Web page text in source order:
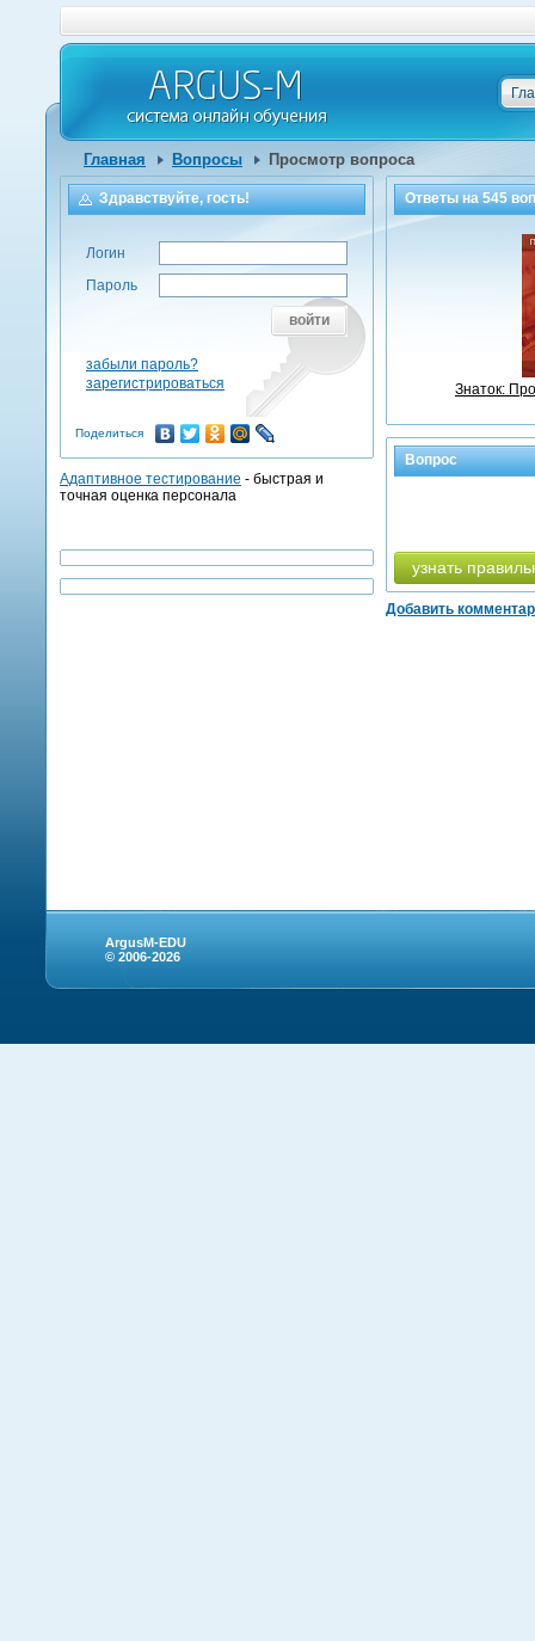
Главная Вопросы Просмотр вопроса
Ответы на545
Знаток:
Вопрос
узнать
Добавить
Здравствуйте, гость!
Логин
Пароль
войти
забыли пароль?
зарегистрироваться
Поделиться
Адаптивное тестирование - быстрая и
точная оценка персонала
ArgusM-EDU
© 2006-2026